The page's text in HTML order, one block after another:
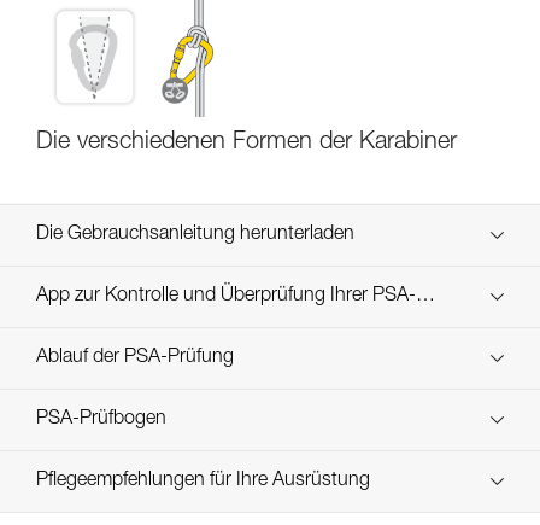
Die verschiedenen Formen der Karabiner
Die Gebrauchsanleitung herunterladen
Technical Notice
App zur Kontrolle und Überprüfung Ihrer PSA-
Bestände Entdecken Sie ePPEcentre
Ablauf der PSA-Prüfung
verif EPI-CONNECTEURS-procedure-DE
PSA-Prüfbogen
verif EPI-suivi-connecteur-DE
Pflegeempfehlungen für Ihre Ausrüstung